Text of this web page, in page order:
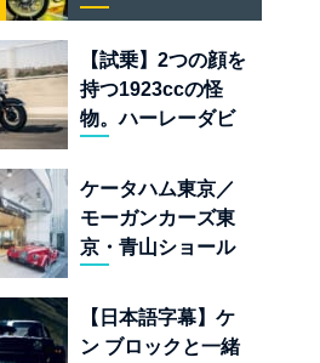
ルド責任者に訊
く、新型
「BULLET 650」
と“時間の質”を愛
する理由
【試乗】2つの顔を
持つ1923ccの怪
物。ハーレーダビ
ォーキーエイト
117」の深淵を覗く
ケータハム東京／
モーガンカーズ東
京・青山ショール
「移動手段」では
なく「人生」だ
【日本語字幕】ケ
ン ブロックと一緒